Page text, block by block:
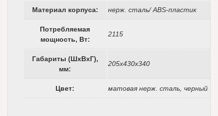
Материал корпуса: нерж. сталь/ ABS-пластик
Потребляемая
мощность, Вт:
2115
Габариты (ШхВхГ),
мм:
205х430х340
Цвет: матовая нерж. сталь, черный